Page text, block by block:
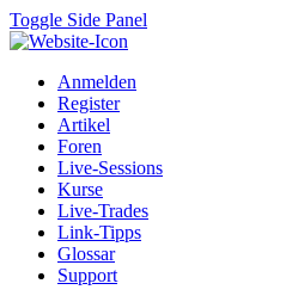
Toggle Side Panel
Anmelden
Register
Artikel
Foren
Live-Sessions
Kurse
Live-Trades
Link-Tipps
Glossar
Support